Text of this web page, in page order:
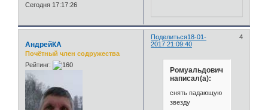
Сегодня 17:17:26
Поделиться 4
18-01-
2017 21:09:40
АндрейКА
Почётный член содружества
Рейтинг:
Ромуальдович
написал(а):
снять падающую
звезду